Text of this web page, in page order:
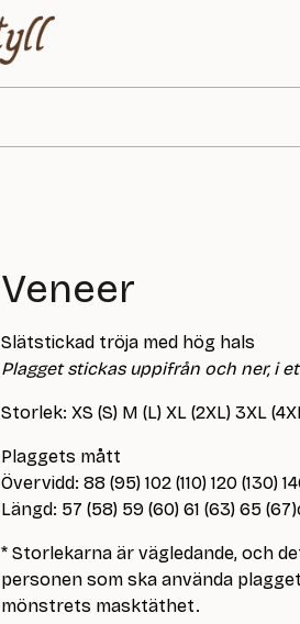
Veneer
Slätstickad tröja med hög hals
Plagget stickas uppifrån och ner, i
Storlek: XS (S) M (L) XL (2XL) 3XL
Plaggets mått
Övervidd: 88 (95) 102 (110) 120 (130)
Längd: 57 (58) 59 (60) 61 (63) 65
* Storlekarna är vägledande, och
personen som ska använda
mönstrets masktäthet.